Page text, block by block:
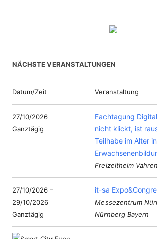
NÄCHSTE VERANSTALTUNGEN
Datum/Zeit Veranstaltung
27/10/2026
Ganztägig
Fachtagung
nicht klickt, ist
Teilhabe im Alter
Freizeitheim
27/10/2026 -
29/10/2026
Ganztägig
it-sa
Messezentrum
Nürnberg Bayern